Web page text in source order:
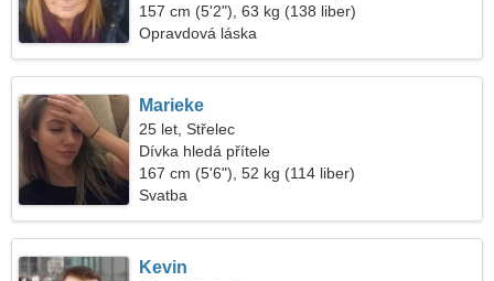
157 cm (5'2"), 63 kg (138 liber)
Opravdová láska
Marieke
25 let, Střelec
Dívka hledá přítele
167 cm (5'6"), 52 kg (114 liber)
Svatba
Kevin